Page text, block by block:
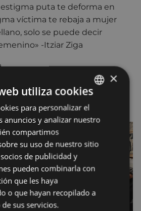
puta te deforma en
víctima te rebaja a mujer
solo se puede decir
-Itziar Ziga
del 2023, 22, 18:30.
BASQUE
SPANISH
×
utiliza cookies
para personalizar el
anuncios y analizar nuestro
compartimos
su uso de nuestro sitio
de publicidad y
pueden combinarla con
que les haya
o que hayan recopilado a
sus servicios.